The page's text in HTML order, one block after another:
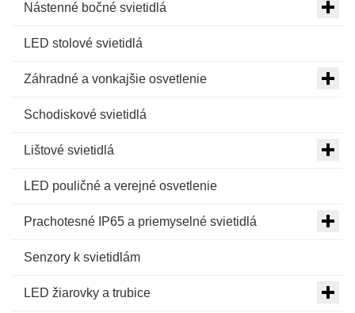
Nástenné bočné svietidlá
LED stolové svietidlá
Záhradné a vonkajšie osvetlenie
Schodiskové svietidlá
Lištové svietidlá
LED pouličné a verejné osvetlenie
Prachotesné IP65 a priemyselné svietidlá
Senzory k svietidlám
LED žiarovky a trubice